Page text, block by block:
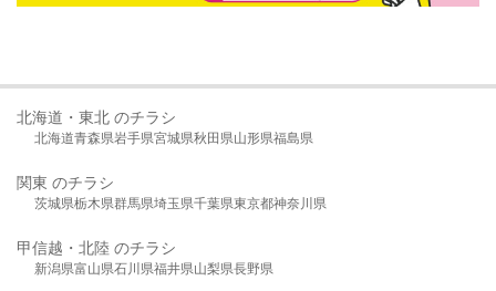
北海道・東北 のチラシ
北海道青森県岩手県宮城県秋田県山形県福島県
関東 のチラシ
茨城県栃木県群馬県埼玉県千葉県東京都神奈川県
甲信越・北陸 のチラシ
新潟県富山県石川県福井県山梨県長野県